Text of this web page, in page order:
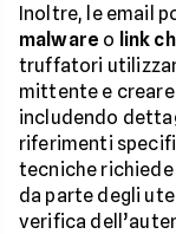
Inoltre, le email
malware o link
truffatori
mittente e
includendo
riferimenti
tecniche
da parte degli
verifica